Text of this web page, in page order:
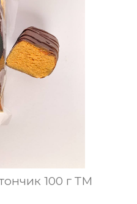
100 г ТМ